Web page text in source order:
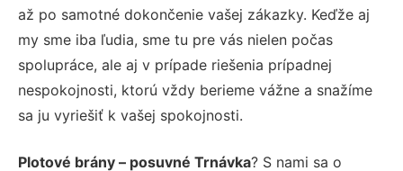
až po samotné dokončenie vašej zákazky. Keďže aj
my sme iba ľudia, sme tu pre vás nielen počas
spolupráce, ale aj v prípade riešenia prípadnej
nespokojnosti, ktorú vždy berieme vážne a snažíme
sa ju vyriešiť k vašej spokojnosti.
Plotové brány – posuvné Trnávka? S nami sa o